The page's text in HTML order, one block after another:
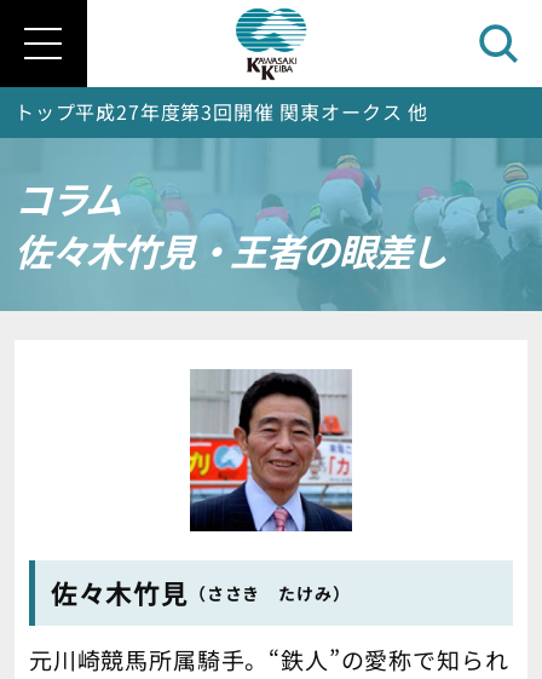
トップ平成27年度第3回開催 関東オークス 他
コラム
佐々木竹見・王者の眼差し
佐々木竹見 （ささき たけみ）
元川崎競馬所属騎手。“鉄人”の愛称で知られ